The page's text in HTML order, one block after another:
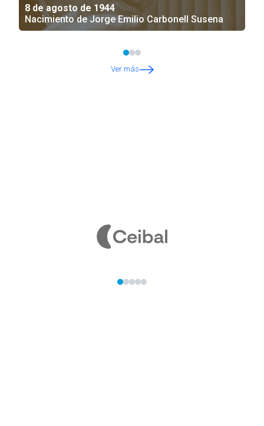
8 de agosto de 1944
Nacimiento de Jorge Emilio Carbonell Susena
Ver más